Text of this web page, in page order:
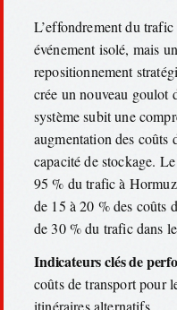
L’effondrement du
événement isolé, mais
repositionnement
crée un nouveau goulot
système subit une
augmentation des coûts
capacité de stockage.
95 % du trafic à
de 15 à 20 % des coûts
de 30 % du trafic dans
Indicateurs clés de
coûts de transport pour